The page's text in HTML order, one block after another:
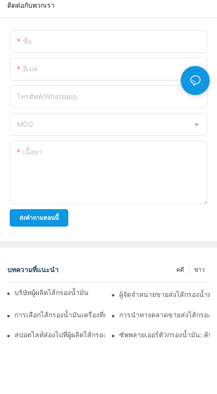
ติดต่อกับพวกเรา
ชื่อ
อีเมล
โทรศัพท์/whatsapp
MOQ
เนื้อหา
ส่งคำถามตอนนี้
บทความที่แนะนำ ข่าว
คดี
บริษัทผู้ผลิตไส้กรองน้ำมันชั้นนำ: ภาพรวมที่ครอบคลุม
ผู้จัดจำหน่ายขายส่งไส้กรองน้ำมั
การเลือกไส้กรองน้ำมันเครื่องที่ถูกต้องสำหรับรุ่นรถของคุณ: ข้อควร
การนำทางตลาดขายส่งไส้กรอง
สปอตไลท์ส่องไปที่ผู้ผลิตไส้กรองน้ำมันชั้นนำและนวัตกรรมของพวกเ
ซัพพลายเออร์ตัวกรองน้ำมัน: ค้